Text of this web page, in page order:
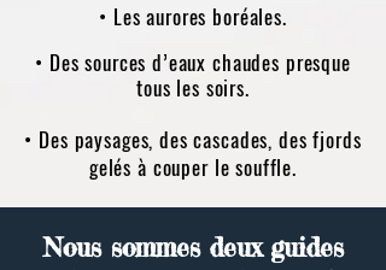
• Les aurores boréales.
• Des sources d’eaux chaudes presque
tous les soirs.
• Des paysages, des cascades, des fjords
gelés à couper le souffle.
Nous sommes deux guides